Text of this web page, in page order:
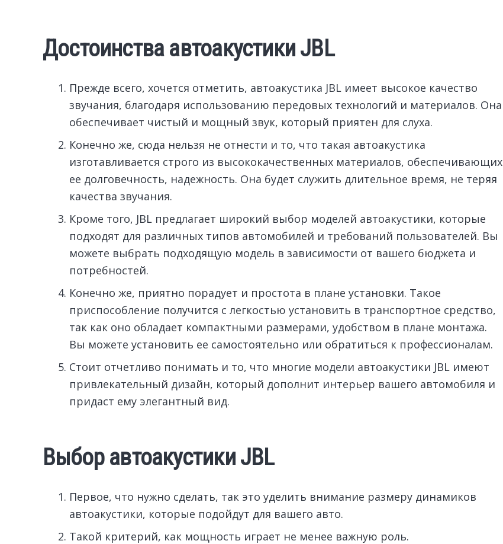
Достоинства автоакустики JBL
Прежде всего, хочется отметить, автоакустика JBL имеет высокое качество
звучания, благодаря использованию передовых технологий и материалов. Она
обеспечивает чистый и мощный звук, который приятен для слуха.
Конечно же, сюда нельзя не отнести и то, что такая автоакустика
изготавливается строго из высококачественных материалов, обеспечивающих
ее долговечность, надежность. Она будет служить длительное время, не теряя
качества звучания.
Кроме того, JBL предлагает широкий выбор моделей автоакустики, которые
подходят для различных типов автомобилей и требований пользователей. Вы
можете выбрать подходящую модель в зависимости от вашего бюджета и
потребностей.
Конечно же, приятно порадует и простота в плане установки. Такое
приспособление получится с легкостью установить в транспортное средство,
так как оно обладает компактными размерами, удобством в плане монтажа.
Вы можете установить ее самостоятельно или обратиться к профессионалам.
Стоит отчетливо понимать и то, что многие модели автоакустики JBL имеют
привлекательный дизайн, который дополнит интерьер вашего автомобиля и
придаст ему элегантный вид.
Выбор автоакустики JBL
Первое, что нужно сделать, так это уделить внимание размеру динамиков
автоакустики, которые подойдут для вашего авто.
Такой критерий, как мощность играет не менее важную роль.